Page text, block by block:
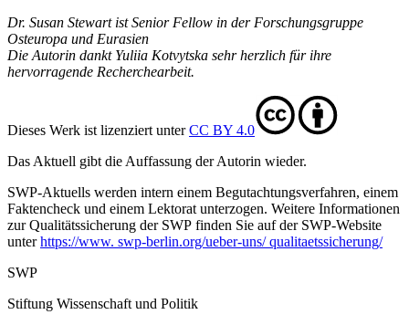
Dr. Susan Stewart ist Senior Fellow in der Forschungsgruppe
Osteuropa und Eurasien
Die Autorin dankt Yuliia Kotvytska sehr herzlich für ihre
hervorragende Recherchearbeit.
Dieses Werk ist lizenziert unterCC BY 4.0
Das Aktuell gibt die Auf­fassung der Autorin wieder.
SWP-Aktuells werden intern einem Begutachtungsverfah­ren, einem
Faktencheck und einem Lektorat unterzogen. Weitere Informationen
zur Qualitätssicherung der SWP finden Sie auf der SWP-Website
unterhttps://www. swp-berlin.org/ueber-uns/ qualitaetssicherung/
SWP
Stiftung Wissenschaft und Politik